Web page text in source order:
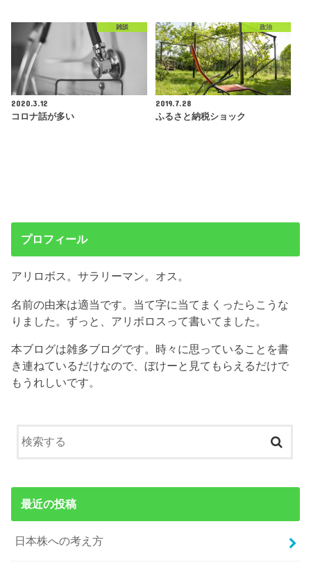
雑談
2020.3.12
コロナ話が多い
政治
2019.7.28
ふるさと納税ショック
プロフィール
アリロボス。サラリーマン。オス。
名前の由来は適当です。当て字に当てまくったらこうな
りました。ずっと、アリボロスって書いてました。
本ブログは雑多ブログです。時々に思っていることを書
き連ねているだけなので、ぼけーと見てもらえるだけで
もうれしいです。
最近の投稿
日本株への考え方